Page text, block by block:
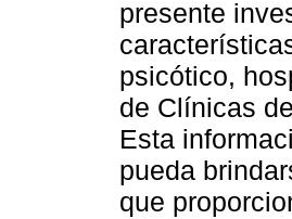
presente
psicótico,
de Clínicas
Esta
pueda
que